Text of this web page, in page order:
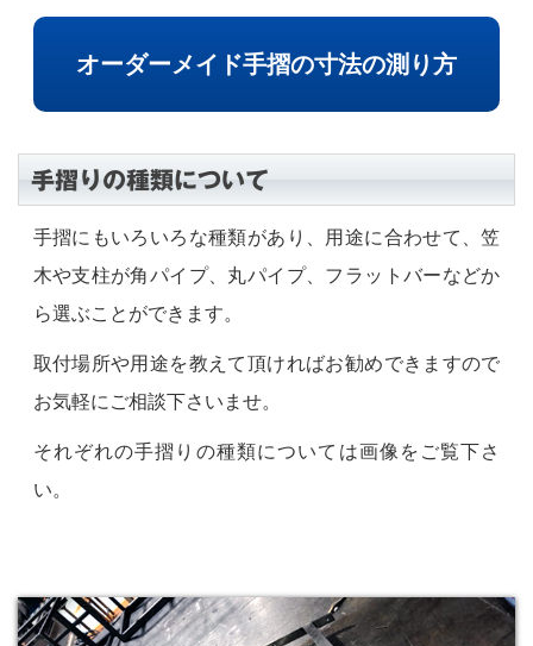
オーダーメイド手摺の寸法の測り方
手摺りの種類について
手摺にもいろいろな種類があり、用途に合わせて、笠
木や支柱が角パイプ、丸パイプ、フラットバーなどか
ら選ぶことができます。
取付場所や用途を教えて頂ければお勧めできますので
お気軽にご相談下さいませ。
それぞれの手摺りの種類については画像をご覧下さ
い。